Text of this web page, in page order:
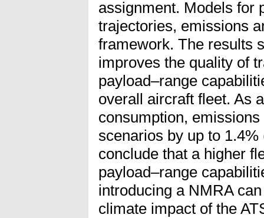
assignment. Models for
trajectories, emissions
framework. The results
improves the quality of
payload–range
overall aircraft fleet. As
consumption,
scenarios by up to
conclude that a higher
payload–range
introducing a NMRA
climate impact of the